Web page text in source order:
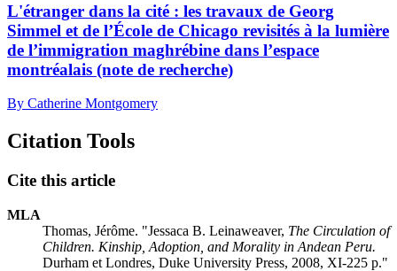
L'étranger dans la cité : les travaux de Georg
Simmel et de l’École de Chicago revisités à la lumière
de l’immigration maghrébine dans l’espace
montréalais (note de recherche)
By Catherine Montgomery
Citation Tools
Cite this article
MLA
Thomas, Jérôme. "Jessaca B. Leinaweaver, The Circulation of
Children. Kinship, Adoption, and Morality in Andean Peru.
Durham et Londres, Duke University Press, 2008, XI-225 p."